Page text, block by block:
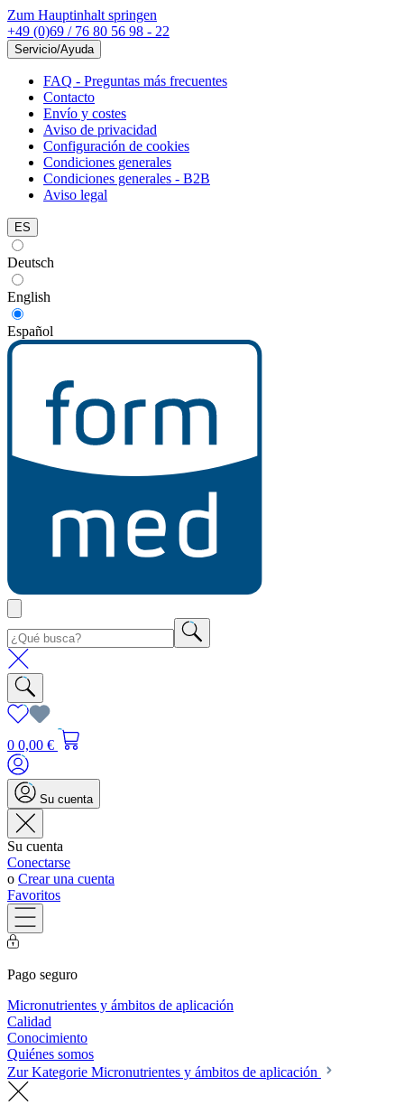
Zum Hauptinhalt springen
+49 (0)69 / 76 80 56 98 - 22
Servicio/Ayuda
FAQ - Preguntas más frecuentes
Contacto
Envío y costes
Aviso de privacidad
Configuración de cookies
Condiciones generales
Condiciones generales - B2B
Aviso legal
ES
Deutsch
English
Español
0 0,00 €
Su cuenta
Su cuenta
Conectarse
o Crear una cuenta
Favoritos
Pago seguro
Micronutrientes y ámbitos de aplicación
Calidad
Conocimiento
Quiénes somos
Zur Kategorie Micronutrientes y ámbitos de aplicación